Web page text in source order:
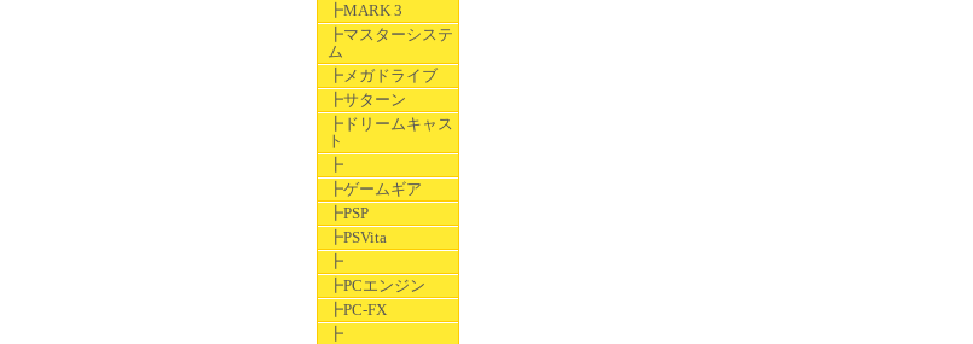
┣MARK 3
┣マスターシステ
ム
┣メガドライブ
┣サターン
┣ドリームキャス
ト
┣
┣ゲームギア
┣PSP
┣PSVita
┣
┣PCエンジン
┣PC-FX
┣